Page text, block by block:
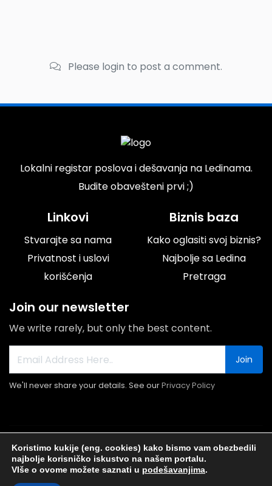
Please login to post a comment.
Lokalni registar poslova i dešavanja na Ledinama.
Budite obavešteni prvi ;)
Linkovi
Stvarajte sa nama
Privatnost i uslovi
korišćenja
Biznis baza
Kako oglasiti svoj biznis?
Najbolje sa Ledina
Pretraga
Join our newsletter
We write rarely, but only the best content.
Join
We'll never share your details. See ourPrivacy Policy
© 2026 Portal Ledine.rs All rights reserved.
Koristimo kukije (eng. cookies) kako bismo vam obezbedili
najbolje korisničko iskustvo na našem portalu.
VIše o ovome možete saznati u podešavanjima.